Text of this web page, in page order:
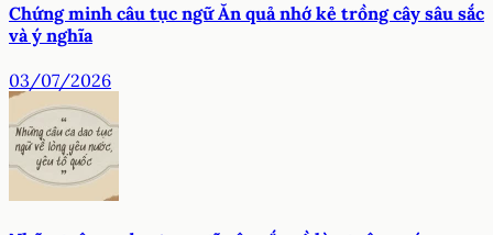
Chứng minh câu tục ngữ Ăn quả nhớ kẻ trồng cây sâu sắc
và ý nghĩa
03/07/2026